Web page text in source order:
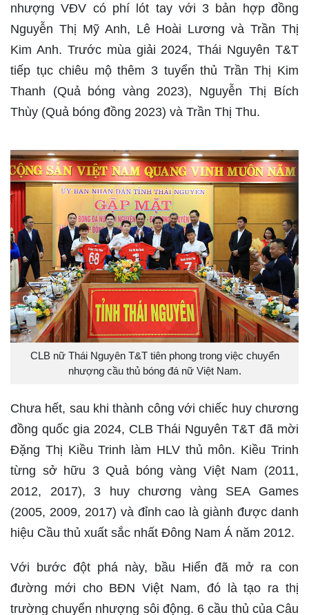
nhượng VĐV có phí lót tay với 3 bản hợp đồng
Nguyễn Thị Mỹ Anh, Lê Hoài Lương và Trần Thị
Kim Anh. Trước mùa giải 2024, Thái Nguyên T&T
tiếp tục chiêu mộ thêm 3 tuyển thủ Trần Thị Kim
Thanh (Quả bóng vàng 2023), Nguyễn Thị Bích
Thùy (Quả bóng đồng 2023) và Trần Thị Thu.
CLB nữ Thái Nguyên T&T tiên phong trong việc chuyển
nhượng cầu thủ bóng đá nữ Việt Nam.
Chưa hết, sau khi thành công với chiếc huy chương
đồng quốc gia 2024, CLB Thái Nguyên T&T đã mời
Đặng Thị Kiều Trinh làm HLV thủ môn. Kiều Trinh
từng sở hữu 3 Quả bóng vàng Việt Nam (2011,
2012, 2017), 3 huy chương vàng SEA Games
(2005, 2009, 2017) và đỉnh cao là giành được danh
hiệu Cầu thủ xuất sắc nhất Đông Nam Á năm 2012.
Với bước đột phá này, bầu Hiển đã mở ra con
đường mới cho BĐN Việt Nam, đó là tạo ra thị
trường chuyển nhượng sôi động. 6 cầu thủ của Câu